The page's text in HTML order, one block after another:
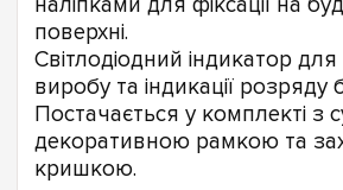
поверхні.
Світлодіодний індикатор
виробу та індикації розряду
Постачається у комплекті з
декоративною рамкою та
кришкою.